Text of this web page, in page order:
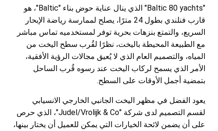
"Baltic 80 yachts" الذي ينال عناية حوض بناء "Baltic"، هو
قارب فنلندي بطول 24 مترًا، يصلح لممارسة رياضة الإبحار
السريع، والتمتع بنزهات بحرية توفر لمستخدميه تماس مباشر
مع الطبيعة المحيطة باليخت، نظرًا لقُرب سطح اليخت من
المياه، والتصميم العام الذي لا يُعيق مجالات الرؤية الأفقية،
الأمر الذي يسمح لركاب اليخت عند رسوه قُرب الساحل
بتمضية أجمل الأوقات على السطح.
يعود الفضل في مظهر اليخت الجانبي الخارجي الانسيابي
لقسم التصميم لدى شركة "Judel/Vrolijk & Co"، الذي حرص
على أن يضمن لائحة الخيارات التي يمكن للعميل أن يختار بينها،